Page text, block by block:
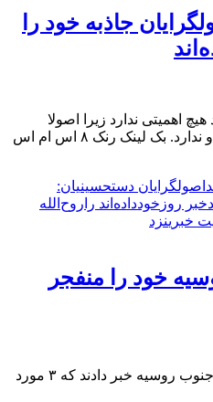
جاذبه خود را
اهمیتی ندارد زیرا اصولا
حمایت آنها تاثیری در پایگاه رای او ندارد. بک لینک رنک ۸ اس ام اس
اصولگرایان دستحسینیان:
خبر روز خودداده‌اند را روح‌الله
خبرینزد
خود را منفجر
منابع خبری از وقوع ۵ انفجار در جنوب روسیه خبر دادند که ۳ مورد